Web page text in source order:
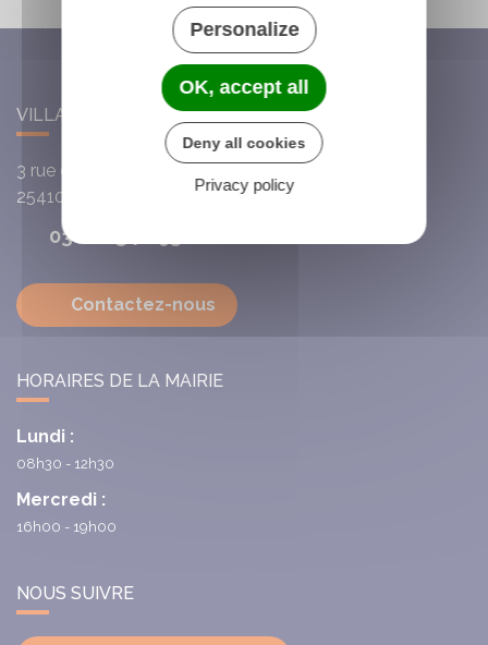
VILLARS-SAINT-GEORGES
3 rue de l'Église
25410
Villars-Saint-Georges
03 81 63 72 93
Contactez-nous
HORAIRES DE LA MAIRIE
Lundi :
08h30 - 12h30
Mercredi :
16h00 - 19h00
NOUS SUIVRE
Personalize
OK, accept all
Deny all cookies
Privacy policy